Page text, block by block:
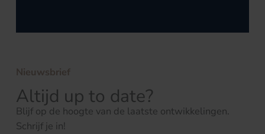
Nieuwsbrief
Altijd up to date?
Blijf op de hoogte van de laatste ontwikkelingen.
Schrijf je in!